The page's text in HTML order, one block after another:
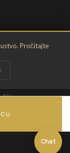
Chat
Pročitajte